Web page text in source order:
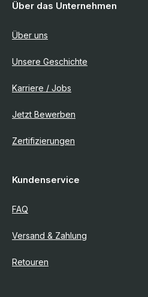
Über das Unternehmen
Über uns
Unsere Geschichte
Karriere / Jobs
Jetzt Bewerben
Zertifizierungen
Kundenservice
FAQ
Versand & Zahlung
Retouren